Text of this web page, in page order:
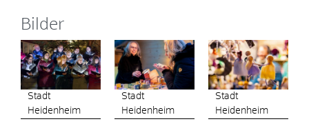
Bilder
Stadt
Heidenheim
Stadt
Heidenheim
Stadt
Heidenheim